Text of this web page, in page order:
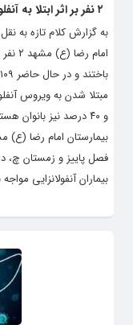
۲ نفر بر اثر ابتلا به آنفلوانزا در مشهد جان باختند
به گزارش کلام تازه به
و ۴۰ درصد نیز
بیمارستان امام رضا (ع)
فصل پاییز و زمستان چ،
بیماران آنفولانزایی